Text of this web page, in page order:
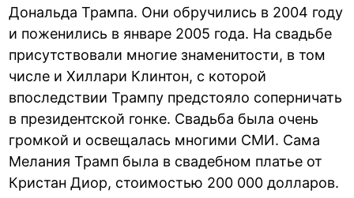
Дональда Трампа. Они обручились в 2004 году
и поженились в январе 2005 года. На свадьбе
присутствовали многие знаменитости, в том
числе и Хиллари Клинтон, с которой
впоследствии Трампу предстояло соперничать
в президентской гонке. Свадьба была очень
громкой и освещалась многими СМИ. Сама
Мелания Трамп была в свадебном платье от
Кристан Диор, стоимостью 200 000 долларов.